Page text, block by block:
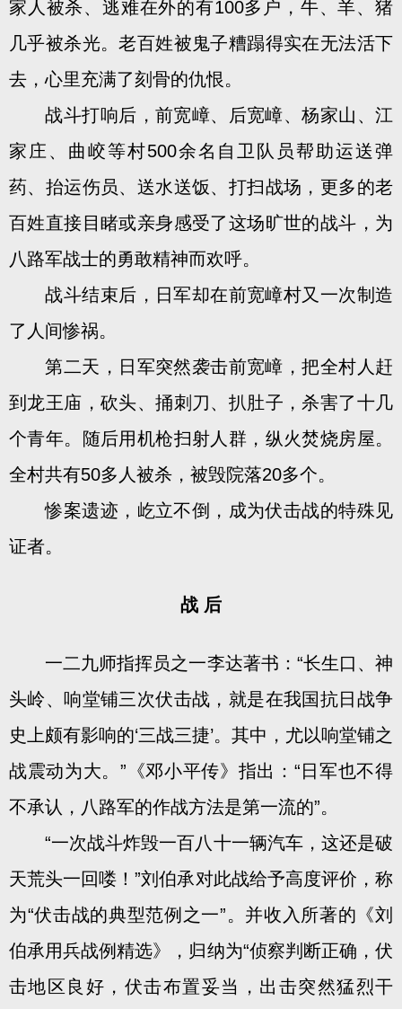
家人被杀、逃难在外的有100多户，牛、羊、猪
几乎被杀光。老百姓被鬼子糟蹋得实在无法活下
去，心里充满了刻骨的仇恨。
战斗打响后，前宽嶂、后宽嶂、杨家山、江
家庄、曲峧等村500余名自卫队员帮助运送弹
药、抬运伤员、送水送饭、打扫战场，更多的老
百姓直接目睹或亲身感受了这场旷世的战斗，为
八路军战士的勇敢精神而欢呼。
战斗结束后，日军却在前宽嶂村又一次制造
了人间惨祸。
第二天，日军突然袭击前宽嶂，把全村人赶
到龙王庙，砍头、捅刺刀、扒肚子，杀害了十几
个青年。随后用机枪扫射人群，纵火焚烧房屋。
全村共有50多人被杀，被毁院落20多个。
惨案遗迹，屹立不倒，成为伏击战的特殊见
证者。
战 后
一二九师指挥员之一李达著书：“长生口、神
头岭、响堂铺三次伏击战，就是在我国抗日战争
史上颇有影响的‘三战三捷’。其中，尤以响堂铺之
战震动为大。”《邓小平传》指出：“日军也不得
不承认，八路军的作战方法是第一流的”。
“一次战斗炸毁一百八十一辆汽车，这还是破
天荒头一回喽！”刘伯承对此战给予高度评价，称
为“伏击战的典型范例之一”。并收入所著的《刘
伯承用兵战例精选》，归纳为“侦察判断正确，伏
击地区良好，伏击布置妥当，出击突然猛烈干